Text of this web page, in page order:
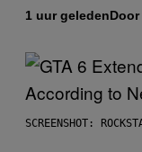
1 uur geledenDoor
SCREENSHOT: